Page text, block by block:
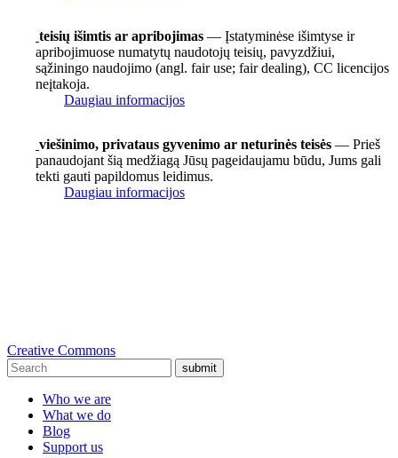
teisių išimtis ar apribojimas — Įstatyminėse išimtyse ir
apribojimuose numatytų naudotojų teisių, pavyzdžiui,
sąžiningo naudojimo (angl. fair use; fair dealing), CC licencijos
neįtakoja.
Daugiau informacijos
viešinimo, privataus gyvenimo ar neturinės teisės — Prieš
panaudojant šią medžiagą Jūsų pageidaujamu būdu, Jums gali
tekti gauti papildomus leidimus.
Daugiau informacijos
Creative Commons
submit
Who we are
What we do
Blog
Support us